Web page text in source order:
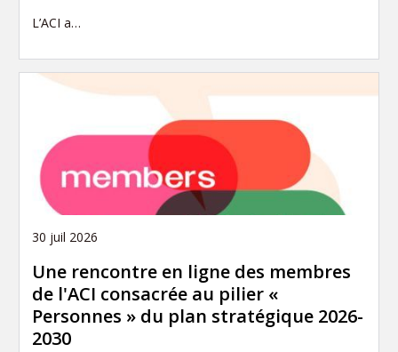
L’ACI a…
30 juil 2026
Une rencontre en ligne des membres
de l'ACI consacrée au pilier «
Personnes » du plan stratégique 2026-
2030